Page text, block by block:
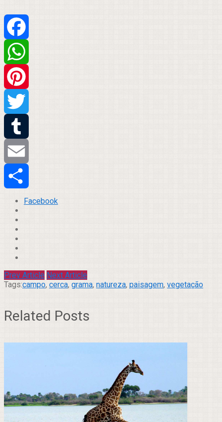
Facebook
WhatsApp
Pinterest
Twitter
Tumblr
Email
Compartilhar
Facebook
Prev Article Next Article
Tags:campo, cerca, grama, natureza, paisagem, vegetação
Related Posts